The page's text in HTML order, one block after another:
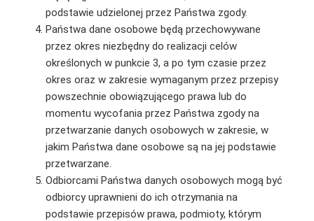
podstawie udzielonej przez Państwa zgody.
Państwa dane osobowe będą przechowywane
przez okres niezbędny do realizacji celów
określonych w punkcie 3, a po tym czasie przez
okres oraz w zakresie wymaganym przez przepisy
powszechnie obowiązującego prawa lub do
momentu wycofania przez Państwa zgody na
przetwarzanie danych osobowych w zakresie, w
jakim Państwa dane osobowe są na jej podstawie
przetwarzane.
Odbiorcami Państwa danych osobowych mogą być
odbiorcy uprawnieni do ich otrzymania na
podstawie przepisów prawa, podmioty, którym